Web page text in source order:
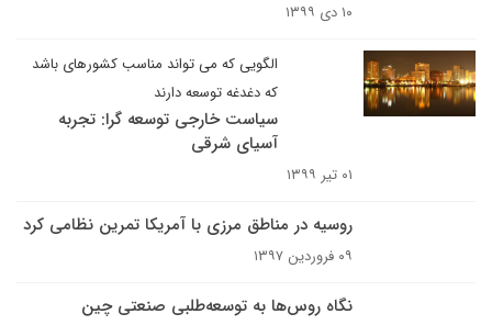
۱۰ دی ۱۳۹۹
الگویی که می تواند مناسب کشورهای باشد
که دغدغه توسعه دارند
سیاست خارجی توسعه گرا: تجربه
آسیای شرقی
۰۱ تیر ۱۳۹۹
روسیه در مناطق مرزی با آمریکا تمرین نظامی کرد
۰۹ فروردین ۱۳۹۷
نگاه روس‌ها به توسعه‌طلبی صنعتی چین